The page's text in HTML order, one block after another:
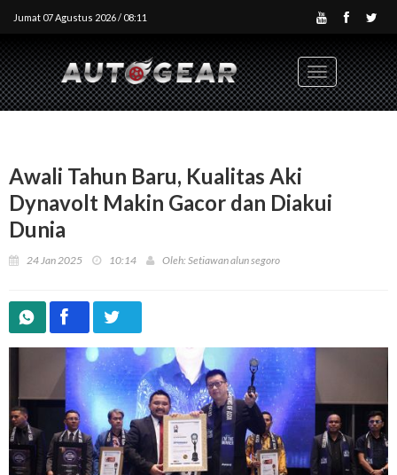
Jumat 07 Agustus 2026 / 08:11
Toggle
navigation
Awali Tahun Baru, Kualitas Aki
Dynavolt Makin Gacor dan Diakui
Dunia
24 Jan 2025 10:14 Oleh: Setiawan alun segoro